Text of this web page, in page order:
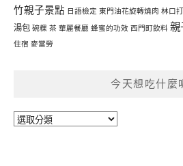
竹親子景點 日語檢定 東門油花旋轉燒肉 林口
湯包 碗粿 茶 華麗餐廳 蜂蜜的功效 西門町飲料 親
住宿 麥當勞
今天想吃什麼
今